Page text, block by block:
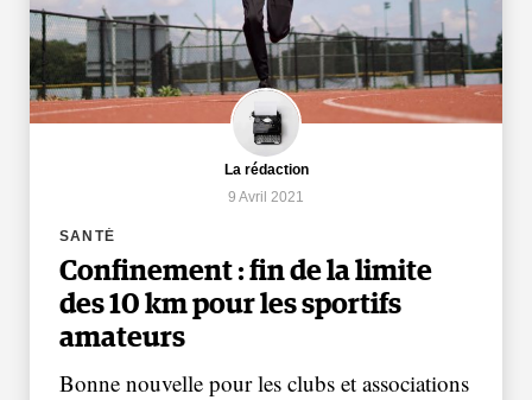
La rédaction
9 Avril 2021
SANTÉ
Confinement : fin de la limite
des 10 km pour les sportifs
amateurs
Bonne nouvelle pour les clubs et associations